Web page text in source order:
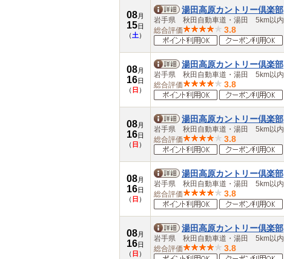
08月
15日
（ 土 ）
湯田高原カントリー倶楽部
岩手県 秋田自動車道・湯田 5km以内
総合評価
3.8
08月
16日
（ 日）
湯田高原カントリー倶楽部
岩手県 秋田自動車道・湯田 5km以内
総合評価
3.8
08月
16日
（ 日 ）
湯田高原カントリー倶楽部
岩手県 秋田自動車道・湯田 5km以内
総合評価
3.8
08月
16日
（ 日）
湯田高原カントリー倶楽部
岩手県 秋田自動車道・湯田 5km以内
総合評価
3.8
08月
16日
（ 日 ）
湯田高原カントリー倶楽部
岩手県 秋田自動車道・湯田 5km以内
総合評価
3.8